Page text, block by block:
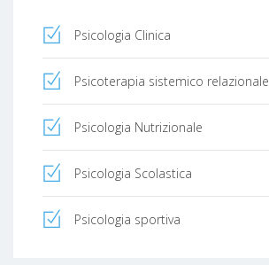
Psicologia Clinica
Psicoterapia sistemico relazionale
Psicologia Nutrizionale
Psicologia Scolastica
Psicologia sportiva